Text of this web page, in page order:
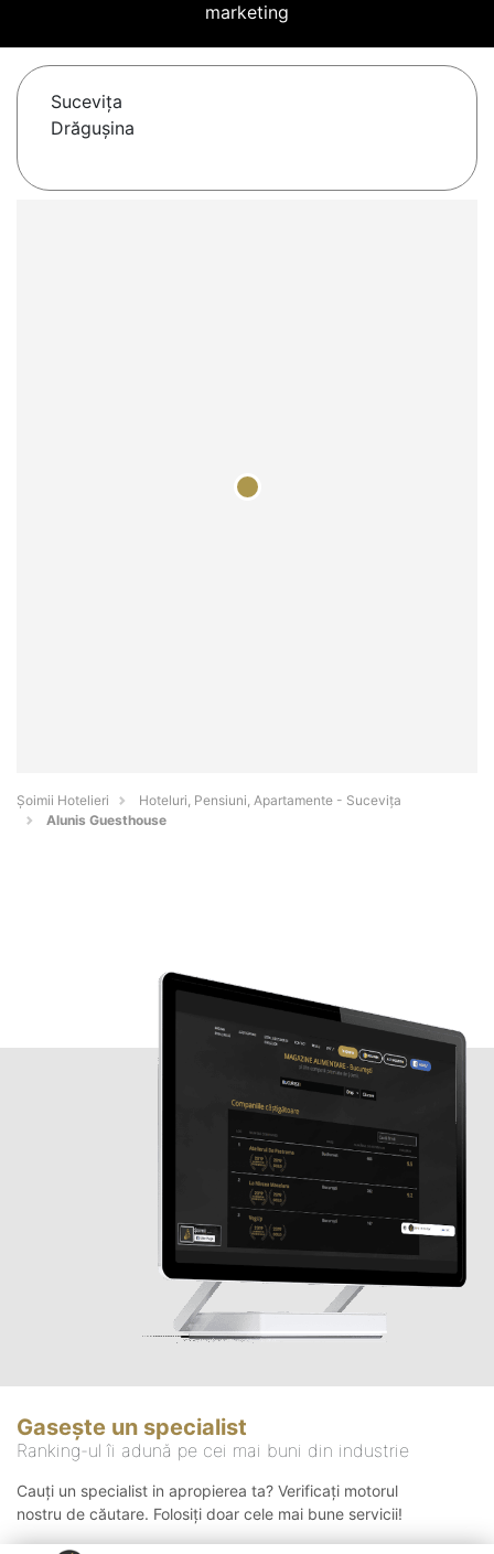
marketing
Suceviţa
Drăguşina
Șoimii Hotelieri
Hoteluri, Pensiuni, Apartamente - Suceviţa
Alunis Guesthouse
Gasește un specialist
Ranking-ul îi adună pe cei mai buni din industrie
Cauți un specialist in apropierea ta? Verificați motorul
nostru de căutare. Folosiți doar cele mai bune servicii!